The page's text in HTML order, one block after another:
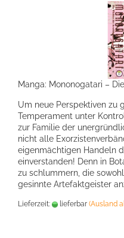
Manga: Mononogatari –
Um neue Perspektiven zu
Temperament unter
zur Familie der
nicht alle
eigenmächtigen Handeln
einverstanden! Denn in
zu schlummern, die
gesinnte Artefaktgeister
Lieferzeit: lieferbar (Ausland